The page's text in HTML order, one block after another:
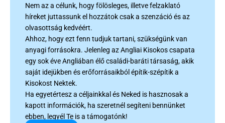
Nem az a célunk, hogy fölösleges, illetve felzaklató
híreket juttassunk el hozzátok csak a szenzáció és az
olvasottság kedvéért.
Ahhoz, hogy ezt fenn tudjuk tartani, szükségünk van
anyagi forrásokra. Jelenleg az Angliai Kisokos csapata
egy sok éve Angliában élő családi-baráti társaság, akik
saját idejükben és erőforrásaikból építik-szépítik a
Kisokost Nektek.
Ha egyetértesz a céljainkkal és Neked is hasznosak a
kapott információk, ha szeretnél segíteni bennünket
ebben, legyél Te is a támogatónk!